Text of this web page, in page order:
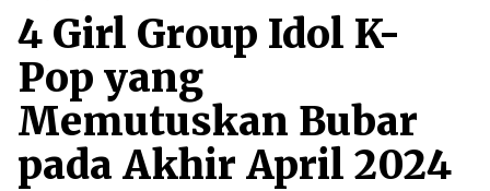
4 Girl Group Idol K-
Pop yang
Memutuskan Bubar
pada Akhir April 2024